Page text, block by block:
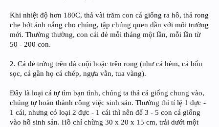
Khi nhiệt độ hơn 180C, thả vài trăm con cá giống ra hồ, thả rong
che bớt ánh nắng cho chúng, tập chúng quen dần với môi trường
mới. Thường thường, con cái đẻ mỗi tháng một lần, mỗi lần từ
50 - 200 con.
2. Cá đẻ trứng trên đá cuội hoặc trên rong (như cá hèm, cá bốn
sọc, cá gần họ cá chép, ngựa vằn, tua vàng).
Đây là loại cá tự tìm bạn tình, chúng ta thả cá giống chung vào,
chúng tự hoàn thành công việc sinh sản. Thường thì tỉ lệ 1 đực -
1 cái, nhưng có loại 2 đực - 1 cái thì nên để 3 - 5 con cá giống
vào hồ sinh sản. Hồ chỉ chừng 30 x 20 x 15 cm, trải dưới một